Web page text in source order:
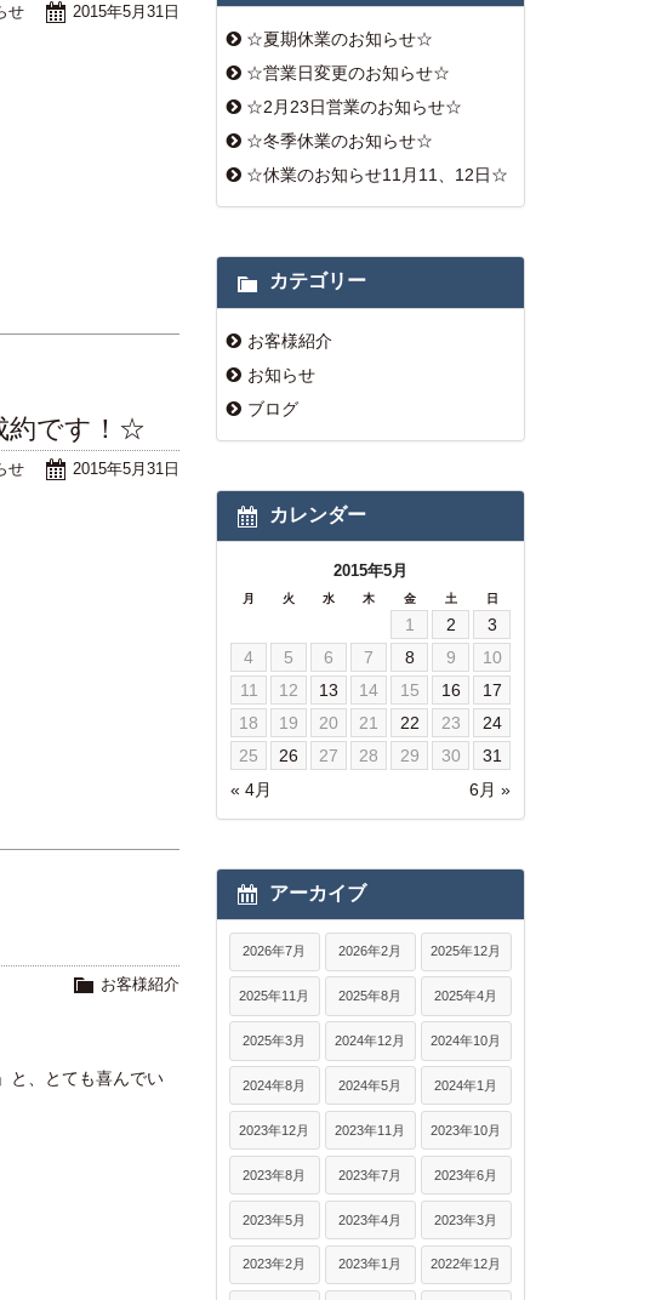
2015年5月31日
せ
です！☆
2015年5月31日
せ
お客様紹介
と、とても喜んでい
☆夏期休業のお知らせ☆
☆営業日変更のお知らせ☆
☆2月23日営業のお知らせ☆
☆冬季休業のお知らせ☆
☆休業のお知らせ11月11、12日☆
カテゴリー
お客様紹介
お知らせ
ブログ
カレンダー
2015年5月
月 火 水 木 金 土 日
« 4月 6月 »
1 2
3
4
5 6 7 8 9
10
11
12 13 14 15 16
17
18
19 20 21 22 23
24
25
26 27 28 29 30 31
アーカイブ
2026年7月 2026年2月 2025年12月
2025年11月 2025年8月 2025年4月
2025年3月 2024年12月 2024年10月
2024年8月 2024年5月 2024年1月
2023年12月 2023年11月 2023年10月
2023年8月 2023年7月 2023年6月
2023年5月 2023年4月 2023年3月
2023年2月 2023年1月 2022年12月